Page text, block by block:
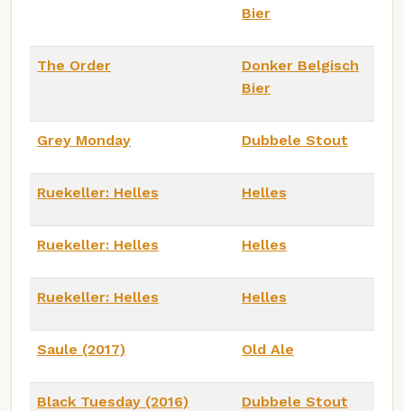
Bier
The Order
Donker Belgisch
Bier
Grey Monday Dubbele Stout
Ruekeller: Helles Helles
Ruekeller: Helles Helles
Ruekeller: Helles Helles
Saule (2017) Old Ale
Black Tuesday (2016) Dubbele Stout